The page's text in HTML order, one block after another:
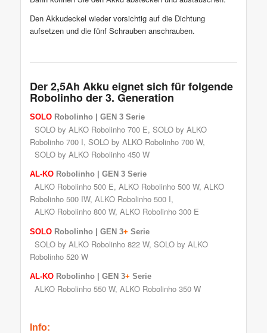
Den Akkudeckel wieder vorsichtig auf die Dichtung
aufsetzen und die fünf Schrauben anschrauben.
Der 2,5Ah Akku eignet sich für folgende
Robolinho der 3. Generation
SOLO Robolinho | GEN 3 Serie
SOLO by ALKO Robolinho 700 E, SOLO by ALKO
Robolinho 700 I, SOLO by ALKO Robolinho 700 W,
SOLO by ALKO Robolinho 450 W
AL-KO Robolinho | GEN 3 Serie
ALKO Robolinho 500 E, ALKO Robolinho 500 W, ALKO
Robolinho 500 IW, ALKO Robolinho 500 I,
ALKO Robolinho 800 W, ALKO Robolinho 300 E
SOLO Robolinho | GEN 3+ Serie
SOLO by ALKO Robolinho 822 W, SOLO by ALKO
Robolinho 520 W
AL-KO Robolinho | GEN 3+ Serie
ALKO Robolinho 550 W, ALKO Robolinho 350 W
Info: